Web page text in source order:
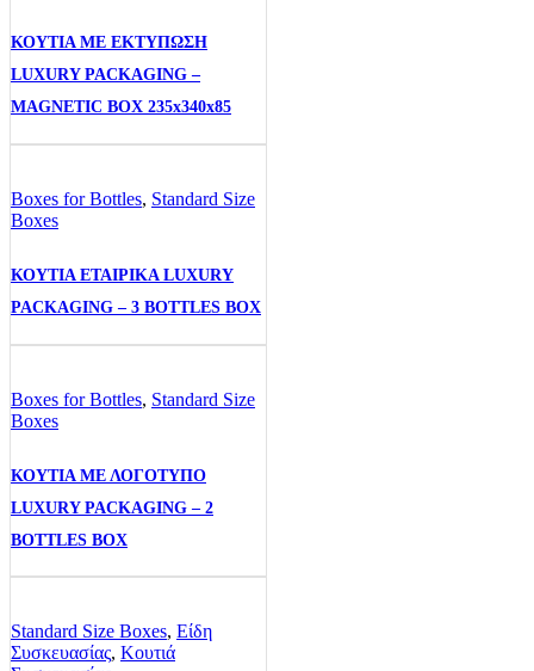
ΚΟΥΤΙΑ ΜΕ ΕΚΤΥΠΩΣΗ
LUXURY PACKAGING –
MAGNETIC BOX 235x340x85
Boxes for Bottles, Standard Size
Boxes
ΚΟΥΤΙΑ ΕΤΑΙΡΙΚΑ LUXURY
PACKAGING – 3 BOTTLES BOX
Boxes for Bottles, Standard Size
Boxes
ΚΟΥΤΙΑ ΜΕ ΛΟΓΟΤΥΠΟ
LUXURY PACKAGING – 2
BOTTLES BOX
Standard Size Boxes, Είδη
Συσκευασίας, Κουτιά